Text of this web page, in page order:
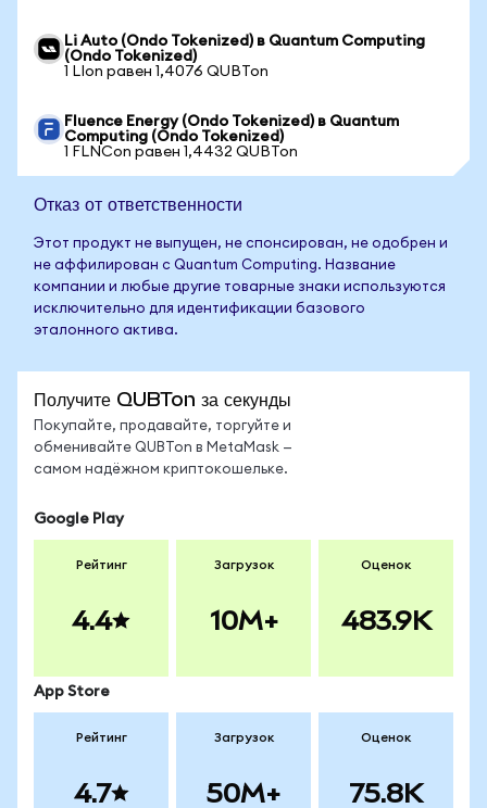
Li Auto (Ondo Tokenized) в Quantum Computing
(Ondo Tokenized)
1 LIon равен 1,4076 QUBTon
Fluence Energy (Ondo Tokenized) в Quantum
Computing (Ondo Tokenized)
1 FLNCon равен 1,4432 QUBTon
Отказ от ответственности
Этот продукт не выпущен, не спонсирован, не одобрен и
не аффилирован с Quantum Computing. Название
компании и любые другие товарные знаки используются
исключительно для идентификации базового
эталонного актива.
Получите QUBTon за секунды
Покупайте, продавайте, торгуйте и
обменивайте QUBTon в MetaMask —
самом надёжном криптокошельке.
Google Play
Рейтинг
4.4
Загрузок
10M+
Оценок
483.9K
App Store
Рейтинг
4.7
Загрузок
50M+
Оценок
75.8K